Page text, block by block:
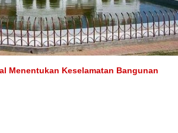
Menentukan Keselamatan Bangunan